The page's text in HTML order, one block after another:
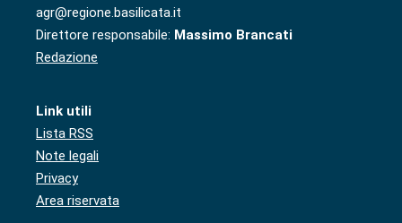
agr@regione.basilicata.it
Direttore responsabile: Massimo Brancati
Redazione
Link utili
Lista RSS
Note legali
Privacy
Area riservata